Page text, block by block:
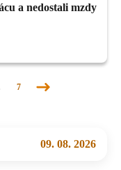
a nedostali mzdy
7
Nasledujúca
09. 08. 2026